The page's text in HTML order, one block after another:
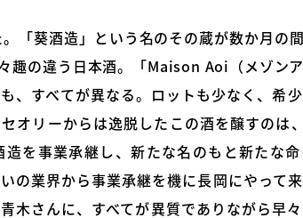
「葵酒造」という名のその蔵が数か月の
趣の違う日本酒。「Maison Aoi（メゾン
、すべてが異なる。ロットも少なく、希
オリーからは逸脱したこの酒を醸すのは
を事業承継し、新たな名のもと新たな
の業界から事業承継を機に長岡にやって
木さんに、すべてが異質でありながら早